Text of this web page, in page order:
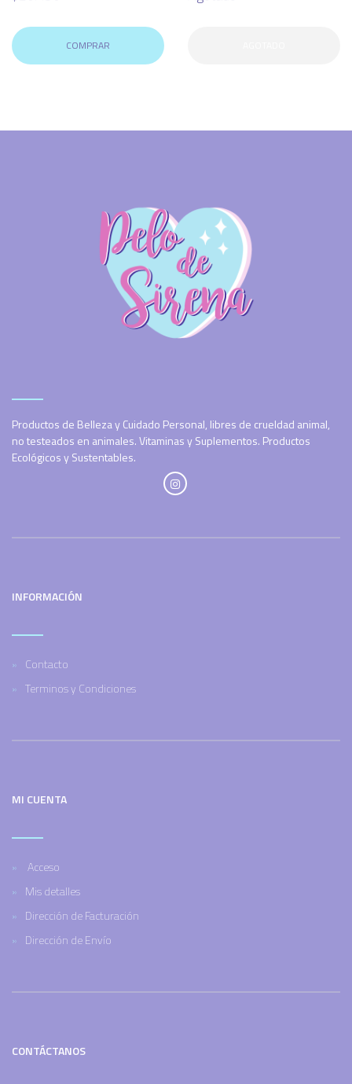
COMPRAR
Productos de Belleza y Cuidado Personal, libres de crueldad animal,
no testeados en animales. Vitaminas y Suplementos. Productos
Ecológicos y Sustentables.
INFORMACIÓN
Contacto
Terminos y Condiciones
MI CUENTA
Acceso
Mis detalles
Dirección de Facturación
Dirección de Envío
CONTÁCTANOS